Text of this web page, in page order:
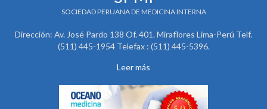
SOCIEDAD PERUANA DE MEDICINA INTERNA
Dirección: Av. José Pardo 138 Of. 401. Miraflores Lima-Perú Telf.
(511) 445-1954 Telefax : (511) 445-5396.
Leer más